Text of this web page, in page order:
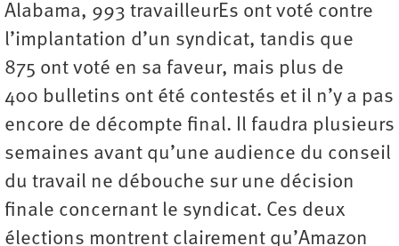
Alabama, 993 travailleurEs ont voté contre
l’implantation d’un syndicat, tandis que
875 ont voté en sa faveur, mais plus de
400 bulletins ont été contestés et il n’y a pas
encore de décompte final. Il faudra plusieurs
semaines avant qu’une audience du conseil
du travail ne débouche sur une décision
finale concernant le syndicat. Ces deux
élections montrent clairement qu’Amazon